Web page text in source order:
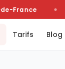
Tarifs Blog